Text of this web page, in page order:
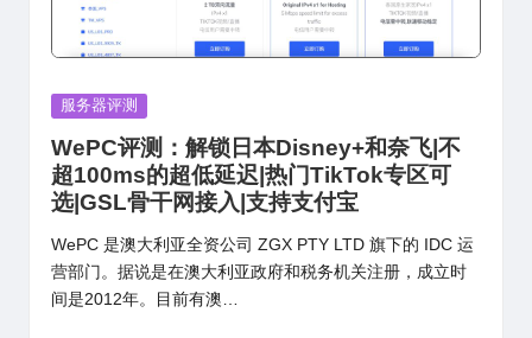
Posted
服务器评测
WePC评测：解锁日本Disney+和奈飞|不
超100ms的超低延迟|热门TikTok专区可
选|GSL骨干网接入|支持支付宝
WePC 是澳大利亚全资公司 ZGX PTY LTD 旗下的 IDC 运
营部门。据说是在澳大利亚政府和税务机关注册，成立时
间是2012年。目前有澳…